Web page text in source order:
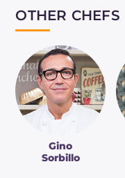
OTHER CHEFS
Gino
Sorbillo